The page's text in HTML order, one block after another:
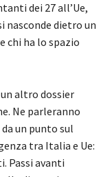
dei 27 all’Ue,
nasconde dietro un
chi ha lo spazio
altro dossier
Ne parleranno
un punto sul
tra Italia e Ue:
Passi avanti